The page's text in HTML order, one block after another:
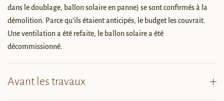
dans le doublage, ballon solaire en panne) se sont confirmés à la
démolition. Parce qu’ils étaient anticipés, le budget les couvrait.
Une ventilation a été refaite, le ballon solaire a été
décommissionné.
Avant les travaux